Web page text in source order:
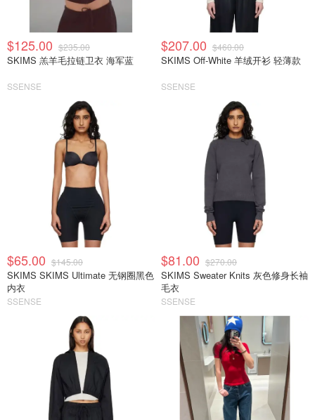
$125.00 $235.00
SKIMS 羔羊毛拉链卫衣 海军蓝
SSENSE
$207.00 $460.00
SKIMS Off-White 羊绒开衫 轻薄款
SSENSE
$65.00 $145.00
SKIMS SKIMS Ultimate 无钢圈黑色
内衣
SSENSE
$81.00 $270.00
SKIMS Sweater Knits 灰色修身长袖
毛衣
SSENSE